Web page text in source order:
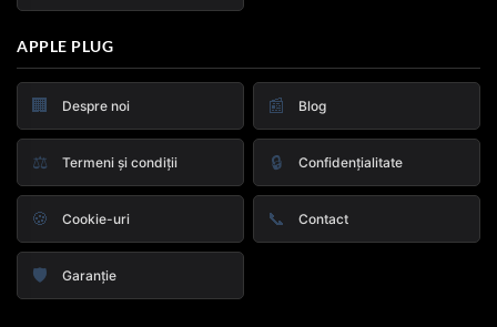
APPLE PLUG
🏢 Despre noi 📰 Blog
⚖️ Termeni și condiții 🔒 Confidențialitate
🍪 Cookie-uri 📞 Contact
🛡️ Garanție